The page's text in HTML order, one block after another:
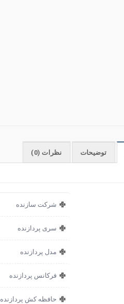
توضیحات نظرات (0)
شرکت سازنده
سری پردازنده
مدل پردازنده
فرکانس پردازنده
حافظه کش پردازنده